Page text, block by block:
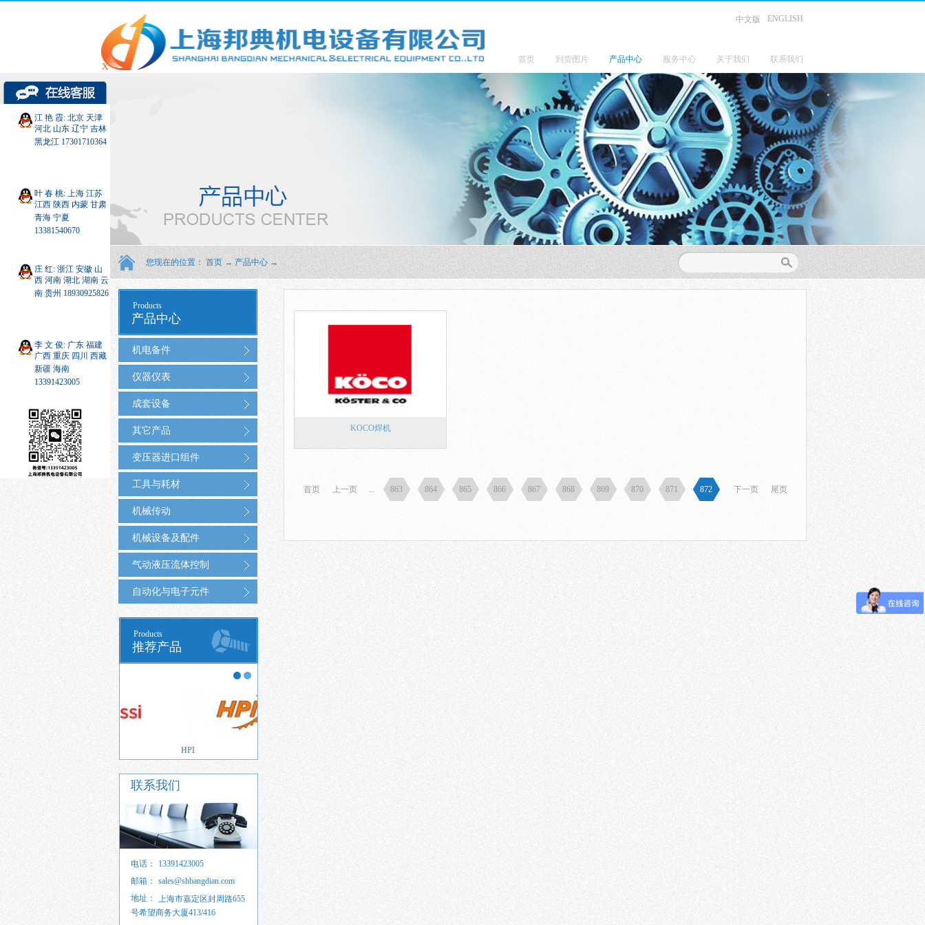
中文版 ENGLISH
首页 到货图片 产品中心 服务中心 关于我们 联系我们
您现在的位置： 首页 → 产品中心 →
产品中心
Products
机电备件
仪器仪表
成套设备
其它产品
变压器进口组件
工具与耗材
机械传动
机械设备及配件
气动液压流体控制
自动化与电子元件
推荐产品
Products
联系我们
电话：
13391423005
邮箱：
sales@shbangdian.com
sales@shbangdian.com
sales@shbangdian.com
地址：
上海市嘉定区封周路655
号希望商务大厦413/416
KOCO焊机
首页 上一页 ... 863 864 865 866 867 868 869 870 871 872 下一页 尾页
X
江 艳 霞: 北京 天津
河北 山东 辽宁 吉林
黑龙江 17301710364
叶 春 桃: 上海 江苏
江西 陕西 内蒙 甘肃
青海 宁夏
13381540670
庄 红: 浙江 安徽 山
西 河南 湖北 湖南 云
南 贵州 18930925826
李 文 俊: 广东 福建
广西 重庆 四川 西藏
新疆 海南
13391423005